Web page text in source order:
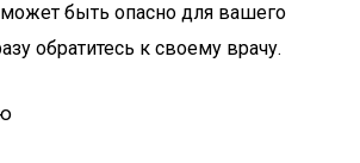
быть опасно для вашего
обратитесь к своему врачу.